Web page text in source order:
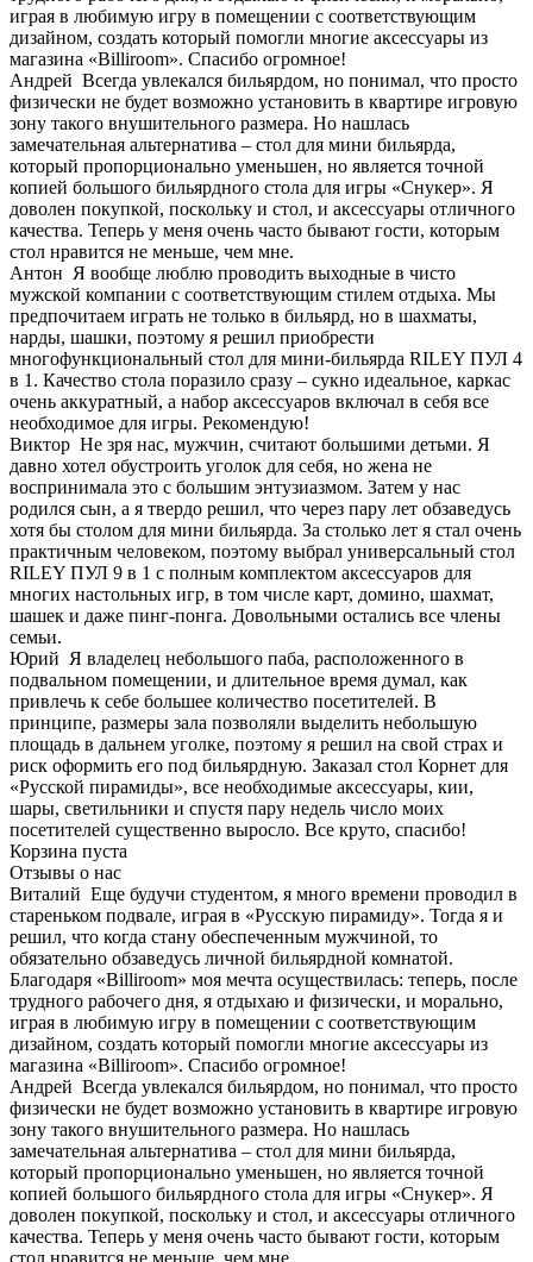
играя в любимую игру в помещении с соответствующим
дизайном, создать который помогли многие аксессуары из
магазина «Billiroom». Спасибо огромное!
Андрей Всегда увлекался бильярдом, но понимал, что просто
физически не будет возможно установить в квартире игровую
зону такого внушительного размера. Но нашлась
замечательная альтернатива – стол для мини бильярда,
который пропорционально уменьшен, но является точной
копией большого бильярдного стола для игры «Снукер». Я
доволен покупкой, поскольку и стол, и аксессуары отличного
качества. Теперь у меня очень часто бывают гости, которым
стол нравится не меньше, чем мне.
Антон Я вообще люблю проводить выходные в чисто
мужской компании с соответствующим стилем отдыха. Мы
предпочитаем играть не только в бильярд, но в шахматы,
нарды, шашки, поэтому я решил приобрести
многофункциональный стол для мини-бильярда RILEY ПУЛ 4
в 1. Качество стола поразило сразу – сукно идеальное, каркас
очень аккуратный, а набор аксессуаров включал в себя все
необходимое для игры. Рекомендую!
Виктор Не зря нас, мужчин, считают большими детьми. Я
давно хотел обустроить уголок для себя, но жена не
воспринимала это с большим энтузиазмом. Затем у нас
родился сын, а я твердо решил, что через пару лет обзаведусь
хотя бы столом для мини бильярда. За столько лет я стал очень
практичным человеком, поэтому выбрал универсальный стол
RILEY ПУЛ 9 в 1 с полным комплектом аксессуаров для
многих настольных игр, в том числе карт, домино, шахмат,
шашек и даже пинг-понга. Довольными остались все члены
семьи.
Юрий Я владелец небольшого паба, расположенного в
подвальном помещении, и длительное время думал, как
привлечь к себе большее количество посетителей. В
принципе, размеры зала позволяли выделить небольшую
площадь в дальнем уголке, поэтому я решил на свой страх и
риск оформить его под бильярдную. Заказал стол Корнет для
«Русской пирамиды», все необходимые аксессуары, кии,
шары, светильники и спустя пару недель число моих
посетителей существенно выросло. Все круто, спасибо!
Корзина пуста
Отзывы о нас
Виталий Еще будучи студентом, я много времени проводил в
стареньком подвале, играя в «Русскую пирамиду». Тогда я и
решил, что когда стану обеспеченным мужчиной, то
обязательно обзаведусь личной бильярдной комнатой.
Благодаря «Billiroom» моя мечта осуществилась: теперь, после
трудного рабочего дня, я отдыхаю и физически, и морально,
играя в любимую игру в помещении с соответствующим
дизайном, создать который помогли многие аксессуары из
магазина «Billiroom». Спасибо огромное!
Андрей Всегда увлекался бильярдом, но понимал, что просто
физически не будет возможно установить в квартире игровую
зону такого внушительного размера. Но нашлась
замечательная альтернатива – стол для мини бильярда,
который пропорционально уменьшен, но является точной
копией большого бильярдного стола для игры «Снукер». Я
доволен покупкой, поскольку и стол, и аксессуары отличного
качества. Теперь у меня очень часто бывают гости, которым
стол нравится не меньше, чем мне.